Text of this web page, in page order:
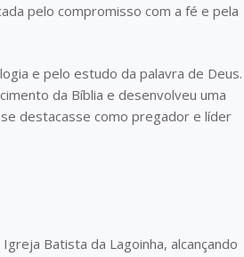
pelo compromisso com a fé e pela
e pelo estudo da palavra de Deus.
da Bíblia e desenvolveu uma
destacasse como pregador e líder
Batista da Lagoinha, alcançando